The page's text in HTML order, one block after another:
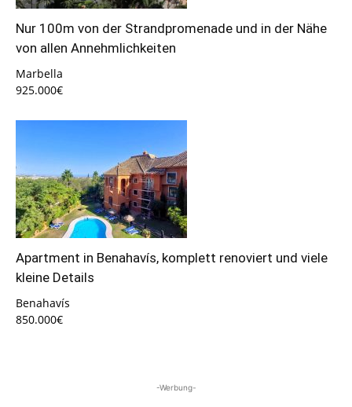
Nur 100m von der Strandpromenade und in der Nähe
von allen Annehmlichkeiten
Marbella
925.000€
Apartment in Benahavís, komplett renoviert und viele
kleine Details
Benahavís
850.000€
-Werbung-